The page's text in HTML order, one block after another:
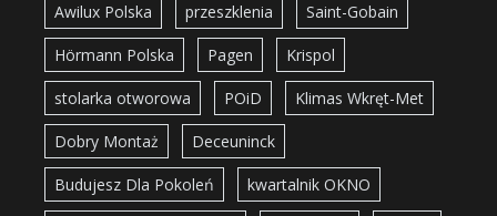
Awilux Polska przeszklenia Saint-Gobain
Hörmann Polska Pagen Krispol
stolarka otworowa POiD Klimas Wkręt-Met
Dobry Montaż Deceuninck
Budujesz Dla Pokoleń kwartalnik OKNO